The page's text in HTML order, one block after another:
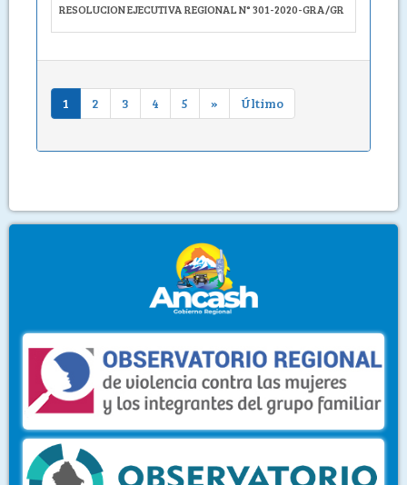
RESOLUCION EJECUTIVA REGIONAL N° 301-2020-GRA/GR
1 2 3 4 5 » Último